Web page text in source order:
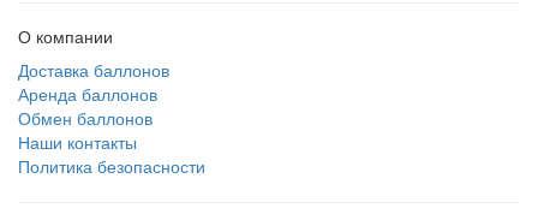
О компании
Доставка баллонов
Аренда баллонов
Обмен баллонов
Наши контакты
Политика безопасности